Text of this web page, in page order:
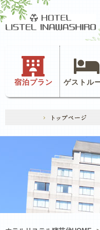
宿泊プラン ゲストル